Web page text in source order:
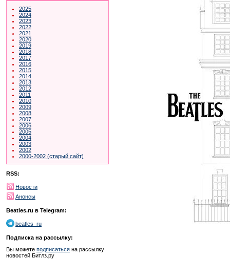
2025
2024
2023
2022
2021
2020
2019
2018
2017
2016
2015
2014
2013
2012
2011
2010
2009
2008
2007
2006
2005
2004
2003
2002
2000-2002 (старый сайт)
RSS:
Новости
Анонсы
Beatles.ru в Telegram:
beatles_ru
Подписка на рассылку:
Вы можете подписаться на рассылку
новостей Битлз.ру